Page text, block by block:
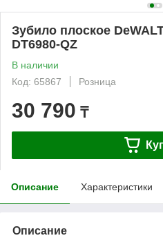
Зубило плоское
DT6980-QZ
В наличии
Код: 65867
Розница
30 790 ₸
Описание Характеристики
Описание